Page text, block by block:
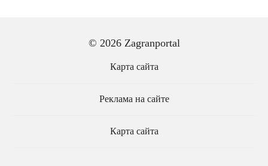
© 2026 Zagranportal
Карта сайта
Реклама на сайте
Карта сайта